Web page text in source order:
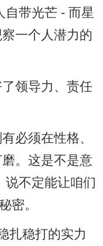
自带光芒 - 而星
一个人潜力的
领导力、责任
必须在性格、
。这是不是意
说不定能让咱们
密。
扎稳打的实力